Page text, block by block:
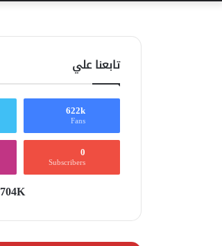
تابعنا علي
622k
Fans
0
Subscribers
704K